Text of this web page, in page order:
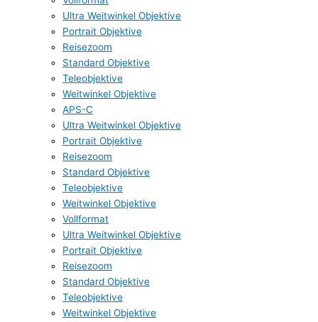
Ultra Weitwinkel Objektive
Portrait Objektive
Reisezoom
Standard Objektive
Teleobjektive
Weitwinkel Objektive
APS-C
Ultra Weitwinkel Objektive
Portrait Objektive
Reisezoom
Standard Objektive
Teleobjektive
Weitwinkel Objektive
Vollformat
Ultra Weitwinkel Objektive
Portrait Objektive
Reisezoom
Standard Objektive
Teleobjektive
Weitwinkel Objektive